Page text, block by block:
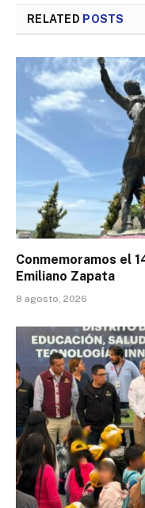
RELATED POSTS
Conmemoramos el
Emiliano Zapata
8 agosto, 2026